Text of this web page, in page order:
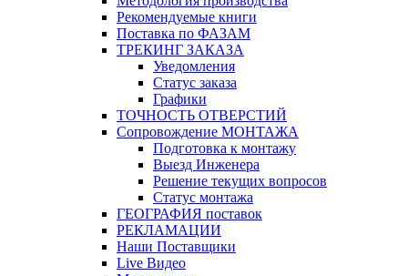
Рекомендуемые книги
Поставка по ФАЗАМ
ТРЕКИНГ ЗАКАЗА
Уведомления
Статус заказа
Графики
ТОЧНОСТЬ ОТВЕРСТИЙ
Сопровождение МОНТАЖА
Подготовка к монтажу
Выезд Инженера
Решение текущих вопросов
Статус монтажа
ГЕОГРАФИЯ поставок
РЕКЛАМАЦИИ
Наши Поставщики
Live Видео